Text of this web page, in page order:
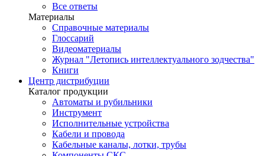
Все ответы
Материалы
Справочные материалы
Глоссарий
Видеоматериалы
Журнал "Летопись интеллектуального зодчества"
Книги
Центр дистрибуции
Каталог продукции
Автоматы и рубильники
Инструмент
Исполнительные устройства
Кабели и провода
Кабельные каналы, лотки, трубы